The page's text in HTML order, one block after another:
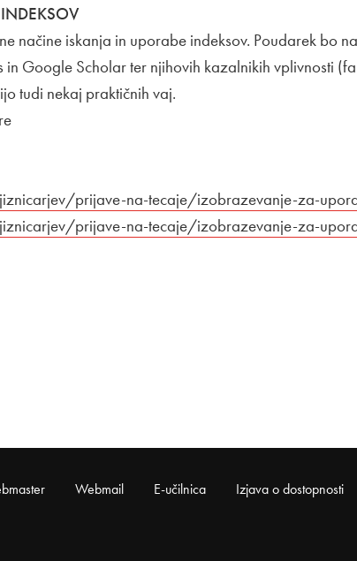
načine iskanja in uporabe indeksov. Poudarek bo na
Google Scholar ter njihovih kazalnikih vplivnosti
tudi nekaj praktičnih vaj.
prijave-na-tecaje/izobrazevanje-za-
prijave-na-tecaje/izobrazevanje-za-
Webmail E-učilnica Izjava o dostopnosti